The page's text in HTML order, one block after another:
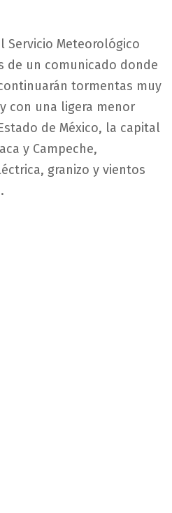
Servicio Meteorológico
de un comunicado donde
tormentas muy
con una ligera menor
de México, la capital
y Campeche,
granizo y vientos